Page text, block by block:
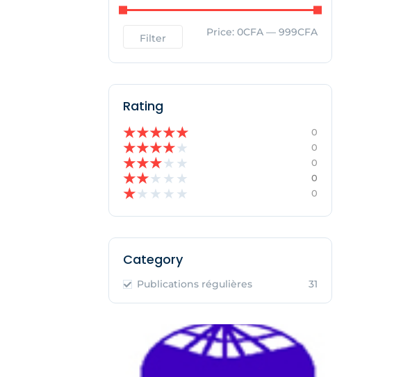
Filter Price: 0CFA — 999CFA
Rating
★★★★★ 0
★★★★★ 0
★★★★ ★ 0
★★★ ★ ★ 0
★★ ★ ★ ★ 0
Category
Publications régulières 31